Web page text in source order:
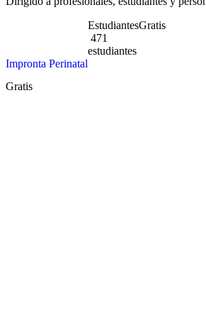
Impronta Perinatal
Estudiantes
471
estudiantes
Gratis
Gratis